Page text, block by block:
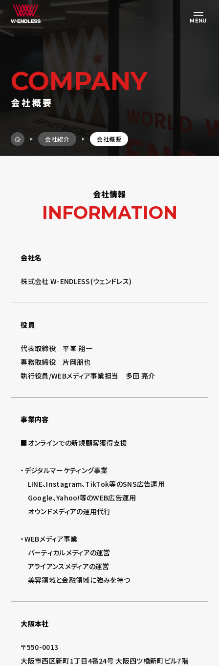
MENU
COMPANY
会社概要
会社紹介 会社概要
会社情報
INFORMATION
会社名
株式会社 W-ENDLESS(ウェンドレス)
役員
代表取締役 平峯 翔一
専務取締役 片岡朋也
執行役員/WEBメディア事業担当 多田 亮介
事業内容
■オンラインでの新規顧客獲得支援
・デジタルマーケティング事業
LINE、Instagram、TikTok等のSNS広告運用
Google、Yahoo!等のWEB広告運用
オウンドメディアの運用代行
・WEBメディア事業
バーティカルメディアの運営
アライアンスメディアの運営
美容領域と金融領域に強みを持つ
大阪本社
〒550-0013
大阪市西区新町1丁目4番24号 大阪四ツ橋新町ビル7階